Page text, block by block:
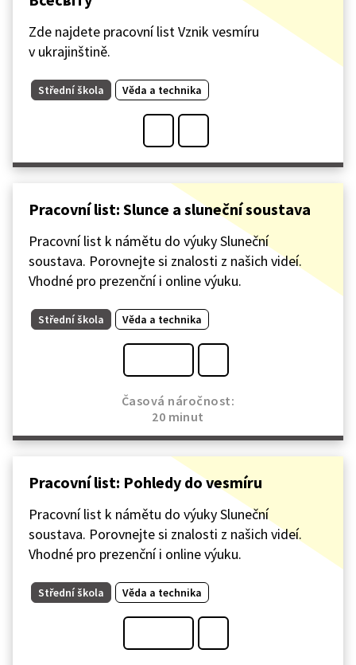
Zde najdete pracovní list Vznik vesmíru
v ukrajinštině.
Střední škola Věda a technika
Pracovní list: Slunce a sluneční soustava
Pracovní list k námětu do výuky Sluneční
soustava. Porovnejte si znalosti z našich videí.
Vhodné pro prezenční i online výuku.
Střední škola Věda a technika
Časová náročnost:
20 minut
Pracovní list: Pohledy do vesmíru
Pracovní list k námětu do výuky Sluneční
soustava. Porovnejte si znalosti z našich videí.
Vhodné pro prezenční i online výuku.
Střední škola Věda a technika